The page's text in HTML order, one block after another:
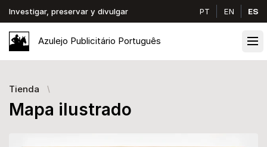
Investigar, preservar y divulgar PT EN ES
Azulejo Publicitário Português
Tienda
Mapa ilustrado